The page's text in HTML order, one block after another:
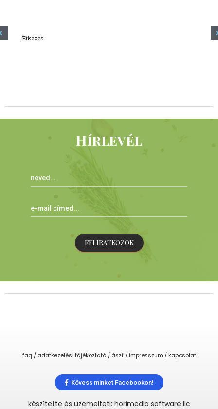
Étkezés
Hírlevél
FELIRATKOZOK
faq / adatkezelési tájékoztató / ászf / impresszum / kapcsolat
Kövess minket Facebookon!
készítette és üzemelteti: horimedia software llc